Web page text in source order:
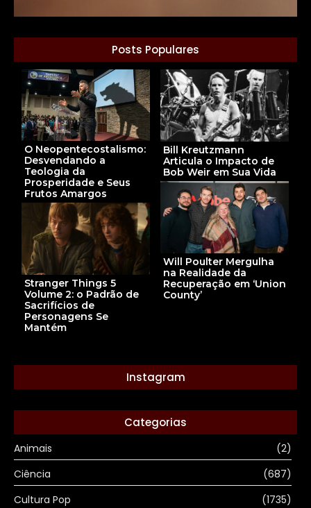
Posts Populares
O Neopentecostalismo:
Desvendando a
Teologia da
Prosperidade e Seus
Frutos Amargos
Bill Kreutzmann
Articula o Impacto de
Bob Weir em Sua Vida
Will Poulter Mergulha
na Realidade da
Recuperação em ‘Union
County’
Stranger Things 5
Volume 2: o Padrão de
Sacrifícios de
Personagens Se
Mantém
Instagram
Categorias
Animais
(2)
Ciência
(687)
Cultura Pop
(1735)